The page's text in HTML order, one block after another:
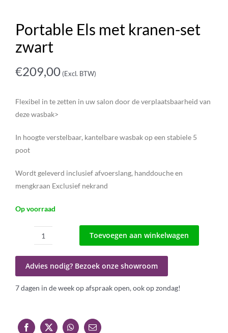
Portable Els met kranen-set
zwart
€209,00 (Excl. BTW)
Flexibel in te zetten in uw salon door de verplaatsbaarheid van
deze wasbak>
In hoogte verstelbaar, kantelbare wasbak op een stabiele 5
poot
Wordt geleverd inclusief afvoerslang, handdouche en
mengkraan Exclusief nekrand
Op voorraad
Portable
met
kranen-
set
Toevoegen aan winkelwagen
Advies nodig? Bezoek onze showroom
7 dagen in de week op afspraak open, ook op zondag!